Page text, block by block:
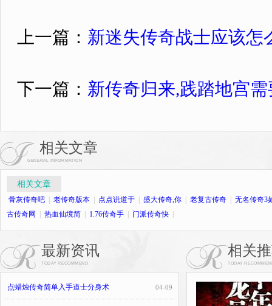
上一篇： 新迷失传奇战士应该怎
下一篇： 新传奇归来,践踏地宫
相关文章
GENERAL INFORMATION
相关文章
骨灰传奇吧 老传奇版本 点点说道于 盛大传奇,你 老复古传奇
无名传奇3
古传奇网
热血仙境简 1.76传奇手 门派传奇快
最新资讯
TODAY RECOMMEND
04-09
点蜡烛传奇简单入手道士分身术
相关
TODAY